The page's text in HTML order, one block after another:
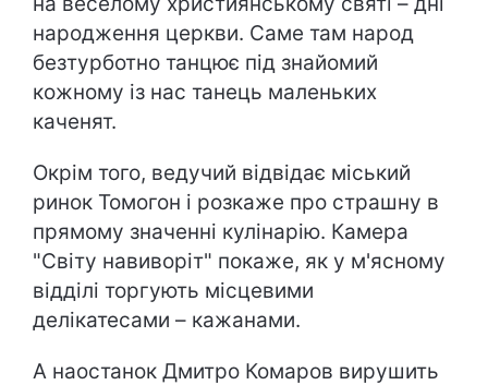
народження церкви. Саме там народ
безтурботно танцює під знайомий
кожному із нас танець маленьких
каченят.
Окрім того, ведучий відвідає міський
ринок Томогон і розкаже про страшну в
прямому значенні кулінарію. Камера
"Світу навиворіт" покаже, як у м'ясному
відділі торгують місцевими
делікатесами – кажанами.
А наостанок Дмитро Комаров вирушить